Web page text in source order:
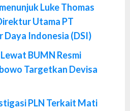
Luke Thomas
Utama PT
Daya Indonesia (DSI)
BUMN Resmi
Targetkan Devisa
PLN Terkait Mati